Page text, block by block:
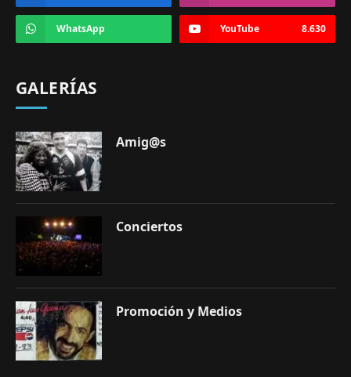
WhatsApp YouTube 8.630
GALERÍAS
Amig@s
Conciertos
Promoción y Medios